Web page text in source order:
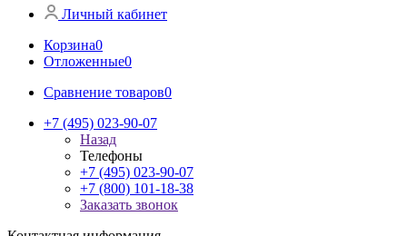
Личный кабинет
Корзина0
Отложенные0
Сравнение товаров0
+7 (495) 023-90-07
Назад
Телефоны
+7 (495) 023-90-07
+7 (800) 101-18-38
Заказать звонок